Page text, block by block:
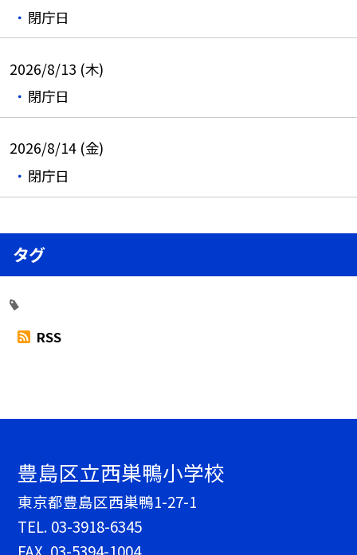
閉庁日
2026/8/13 (木)
閉庁日
2026/8/14 (金)
閉庁日
タグ
RSS
豊島区立西巣鴨小学校
東京都豊島区西巣鴨1-27-1
TEL. 03-3918-6345